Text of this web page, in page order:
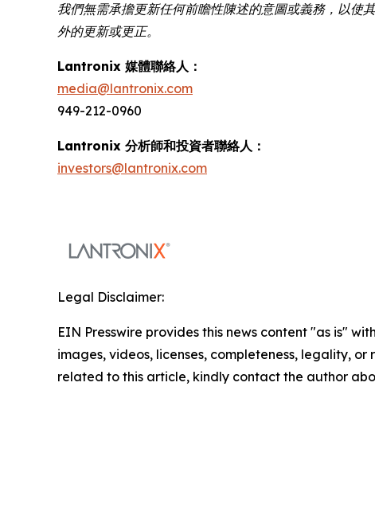
我們無需承擔更新任何前瞻性陳述的意圖或義務，以使
外的更新或更正。
Lantronix 媒體聯絡人：
media@lantronix.com
949-212-0960
Lantronix 分析師和投資者聯絡人：
investors@lantronix.com
Legal Disclaimer:
EIN Presswire provides this news content "as is"
images, videos, licenses, completeness, legality,
related to this article, kindly contact the author